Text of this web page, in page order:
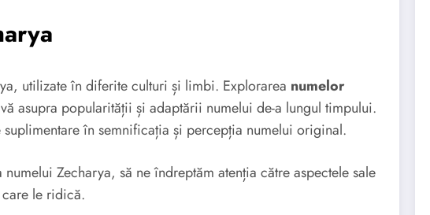
utilizate în diferite culturi și limbi. Explorarea numelor
asupra popularității și adaptării numelui de-a lungul timpului.
în semnificația și percepția numelui original.
Zecharya, să ne îndreptăm atenția către aspectele sale
le ridică.